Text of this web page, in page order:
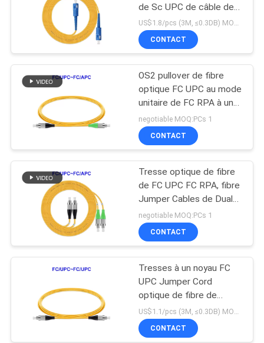
PRIVACY
POLICY
de Sc UPC de câble de
fibre de 0.9mm a
approuvé
US$1.8/pcs (3M, ≤0.3DB) MOQ:PCs 1
CONTACT
OS2 pullover de fibre
optique FC UPC au mode
unitaire de FC RPA à un
noyau
negotiable MOQ:PCs 1
CONTACT
Tresse optique de fibre
de FC UPC FC RPA, fibre
Jumper Cables de Dual
Core de mode unitaire
negotiable MOQ:PCs 1
CONTACT
Tresses à un noyau FC
UPC Jumper Cord
optique de fibre de
mode unitaire
CONTACT